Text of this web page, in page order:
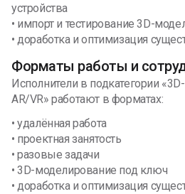
устройства
• импорт и тестирование 3D-
• доработка и оптимизация
Форматы работы и
Исполнители в подкатегории
AR/VR» работают в форматах:
• удалённая работа
• проектная занятость
• разовые задачи
• 3D-моделирование под ключ
• доработка и оптимизация